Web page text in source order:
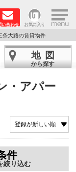
い合わせ お気に入り ×
部、木津川
部)
条大路の賃貸物件
地図
から探す
・アパー
件
絞り込む